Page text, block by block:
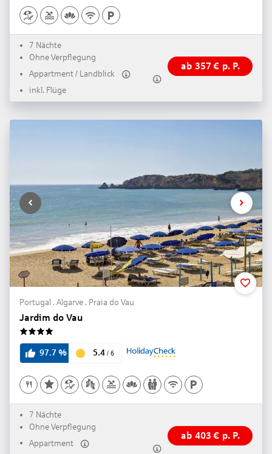
7 Nächte
Ohne Verpflegung
Appartment / Landblick
inkl. Flüge
ab 357 € p. P.
Portugal . Algarve . Praia do Vau
Jardim do Vau
97.7 % 5.4 / 6
7 Nächte
Ohne Verpflegung
Appartment
ab 403 € p. P.